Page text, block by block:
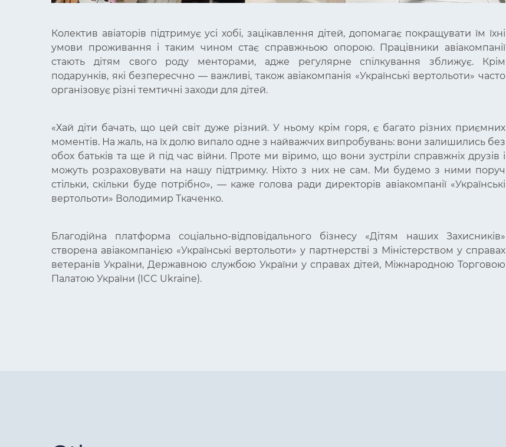
Колектив авіаторів підтримує усі хобі, зацікавлення дітей, допомагає покращувати їм їхні
умови проживання і таким чином стає справжньою опорою. Працівники авіакомпанії
стають дітям свого роду менторами, адже регулярне спілкування зближує. Крім
подарунків, які безпересчно — важливі, також авіакомпанія «Українські вертольоти» часто
організовує різні темтичні заходи для дітей.
«Хай діти бачать, що цей світ дуже різний. У ньому крім горя, є багато різних приємних
моментів. На жаль, на їх долю випало одне з найважчих випробувань: вони залишились без
обох батьків та ще й під час війни. Проте ми віримо, що вони зустріли справжніх друзів і
можуть розраховувати на нашу підтримку. Ніхто з них не сам. Ми будемо з ними поруч
стільки, скільки буде потрібно», — каже голова ради директорів авіакомпанії «Українські
вертольоти» Володимир Ткаченко.
Благодійна платформа соціально-відповідального бізнесу «Дітям наших Захисників»
створена авіакомпанією «Українські вертольоти» у партнерстві з Міністерством у справах
ветеранів України, Державною службою України у справах дітей, Міжнародною Торговою
Палатою України (ICC Ukraine).